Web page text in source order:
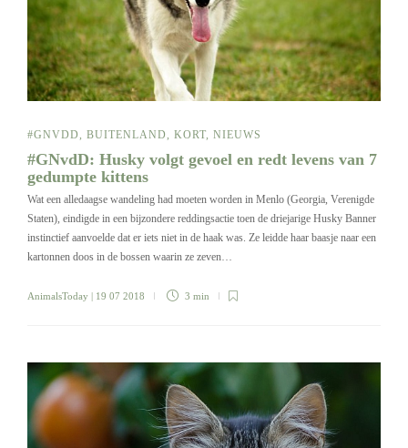
#GNVDD, BUITENLAND, KORT, NIEUWS
#GNvdD: Husky volgt gevoel en redt levens van 7
gedumpte kittens
Wat een alledaagse wandeling had moeten worden in Menlo (Georgia, Verenigde
Staten), eindigde in een bijzondere reddingsactie toen de driejarige Husky Banner
instinctief aanvoelde dat er iets niet in de haak was. Ze leidde haar baasje naar een
kartonnen doos in de bossen waarin ze zeven…
AnimalsToday | 19 07 2018 3 min